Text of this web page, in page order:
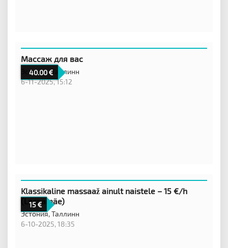
40.00
Массаж для вас
Эстония,Таллинн
6-11-2025, 15:12
15
Klassikaline massaaž ainult naistele – 15 €/h
(Lasnamäe)
Эстония,Таллинн
6-10-2025, 18:35